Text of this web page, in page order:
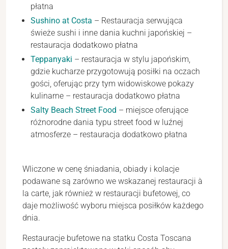
płatna
Sushino at Costa – Restauracja serwująca
świeże sushi i inne dania kuchni japońskiej –
restauracja dodatkowo płatna
Teppanyaki – restauracja w stylu japońskim,
gdzie kucharze przygotowują posiłki na oczach
gości, oferując przy tym widowiskowe pokazy
kulinarne – restauracja dodatkowo płatna
Salty Beach Street Food – miejsce oferujące
różnorodne dania typu street food w luźnej
atmosferze – restauracja dodatkowo płatna
Wliczone w cenę śniadania, obiady i kolacje
podawane są zarówno we wskazanej restauracji à
la carte, jak również w restauracji bufetowej, co
daje możliwość wyboru miejsca posiłków każdego
dnia.
Restauracje bufetowe na statku Costa Toscana